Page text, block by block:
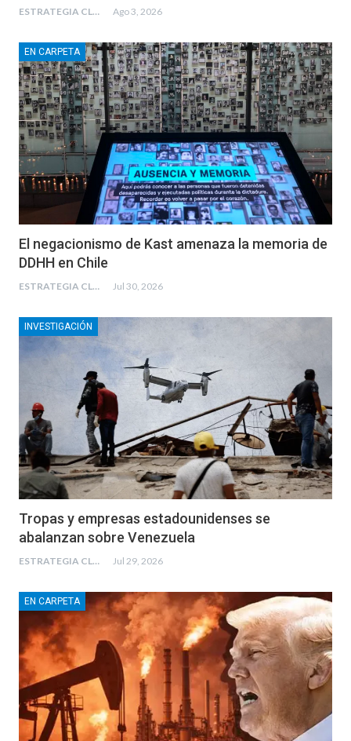
ESTRATEGIA CLAE Ago 3, 2026
EN CARPETA
El negacionismo de Kast amenaza la memoria de
DDHH en Chile
ESTRATEGIA CLAE Jul 30, 2026
INVESTIGACIÓN
Tropas y empresas estadounidenses se
abalanzan sobre Venezuela
ESTRATEGIA CLAE Jul 29, 2026
EN CARPETA